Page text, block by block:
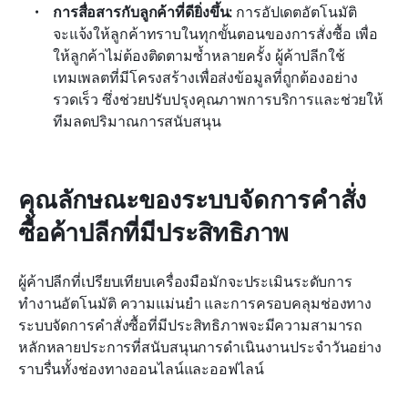
การสื่อสารกับลูกค้าที่ดียิ่งขึ้น: การอัปเดตอัตโนมัติ
จะแจ้งให้ลูกค้าทราบในทุกขั้นตอนของการสั่งซื้อ เพื่อ
ให้ลูกค้าไม่ต้องติดตามซ้ำหลายครั้ง ผู้ค้าปลีกใช้
เทมเพลตที่มีโครงสร้างเพื่อส่งข้อมูลที่ถูกต้องอย่าง
รวดเร็ว ซึ่งช่วยปรับปรุงคุณภาพการบริการและช่วยให้
ทีมลดปริมาณการสนับสนุน
คุณลักษณะของระบบจัดการคำสั่ง
ซื้อค้าปลีกที่มีประสิทธิภาพ
ผู้ค้าปลีกที่เปรียบเทียบเครื่องมือมักจะประเมินระดับการ
ทำงานอัตโนมัติ ความแม่นยำ และการครอบคลุมช่องทาง
ระบบจัดการคำสั่งซื้อที่มีประสิทธิภาพจะมีความสามารถ
หลักหลายประการที่สนับสนุนการดำเนินงานประจำวันอย่าง
ราบรื่นทั้งช่องทางออนไลน์และออฟไลน์